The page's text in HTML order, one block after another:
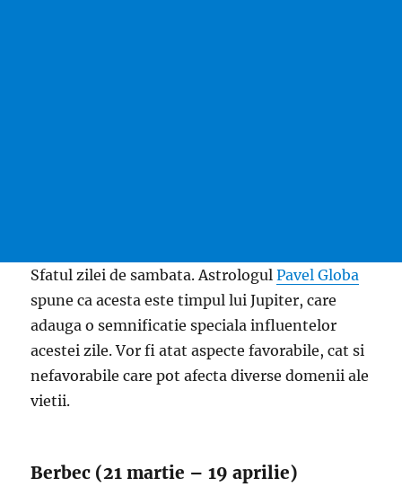
Sfatul zilei de sambata. AstrologulPavel Globa
spune ca acesta este timpul lui Jupiter, care
adauga o semnificatie speciala influentelor
acestei zile. Vor fi atat aspecte favorabile, cat si
nefavorabile care pot afecta diverse domenii ale
vietii.
Berbec (21 martie – 19 aprilie)